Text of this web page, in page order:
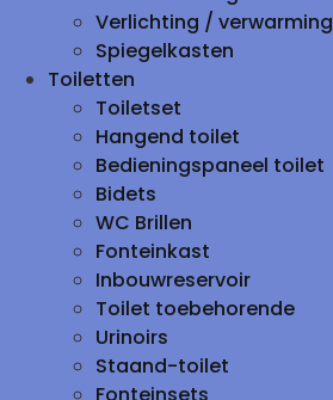
Verlichting / verwarming
Spiegelkasten
Toiletten
Toiletset
Hangend toilet
Bedieningspaneel toilet
Bidets
WC Brillen
Fonteinkast
Inbouwreservoir
Toilet toebehorende
Urinoirs
Staand-toilet
Fonteinsets